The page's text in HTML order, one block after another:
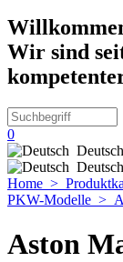
Wir sind
0
Deutsch
Deutsch
Home >
PKW-Modelle >
Aston